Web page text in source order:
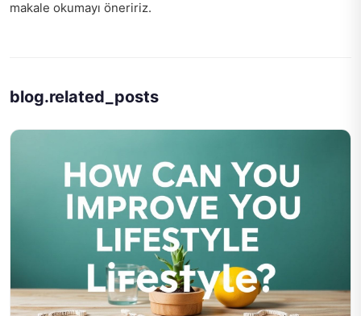
makale okumayı öneririz.
blog.related_posts